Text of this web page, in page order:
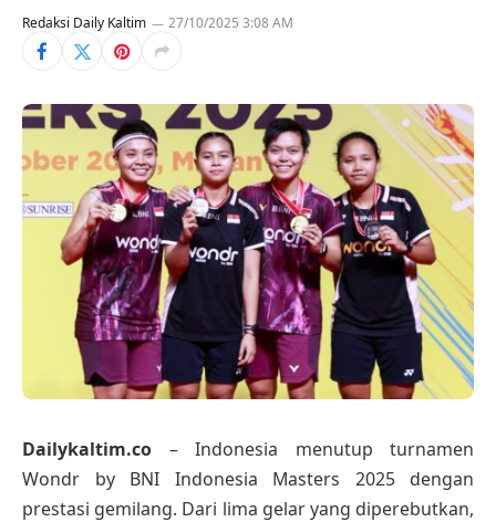
Redaksi Daily Kaltim 27/10/2025 3:08 AM
Dailykaltim.co – Indonesia menutup turnamen
Wondr by BNI Indonesia Masters 2025 dengan
prestasi gemilang. Dari lima gelar yang diperebutkan,